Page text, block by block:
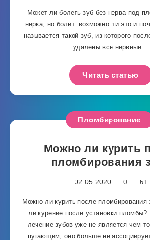
Может ли болеть зуб без нерва под
нерва, но болит: возможно ли это и
называется такой зуб, из которого
удалены все нервные…
Читать статью
Пломбирование
Можно ли курить
пломбирования
02.05.2020 0 61
Можно ли курить после пломбирования
ли курение после установки
лечение зубов уже не является чем-
пугающим, оно больше не